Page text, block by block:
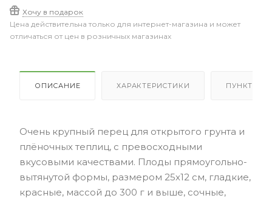
Хочу в подарок
Цена действительна только для интернет-магазина и может
отличаться от цен в розничных магазинах
ОПИСАНИЕ ХАРАКТЕРИСТИКИ ПУНКТЫ
Очень крупный перец для открытого грунта и
плёночных теплиц, с превосходными
вкусовыми качествами. Плоды прямоугольно-
вытянутой формы, размером 25х12 см, гладкие,
красные, массой до 300 г и выше, сочные,